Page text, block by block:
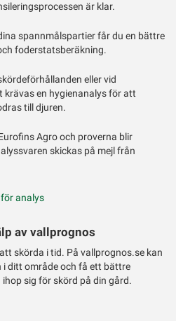
är klar.
spannmålspartier får du en bättre
foderstatsberäkning.
eller vid
en hygienanalys för att
till djuren.
Agro och proverna blir
skickas på mejl från
analys
av vallprognos
skörda i tid. På vallprognos.se kan
i ditt område och få ett bättre
sig för skörd på din gård.